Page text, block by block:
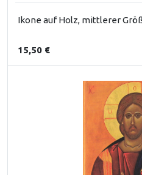
Ikone auf Holz, mittlerer
15,50 €